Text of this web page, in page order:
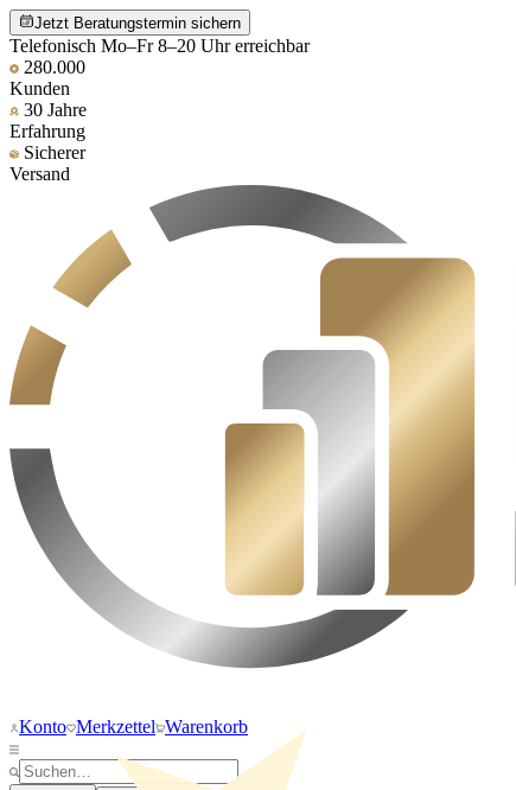
Jetzt Beratungstermin sichern
Telefonisch Mo–Fr 8–20 Uhr erreichbar
280.000
Kunden
30 Jahre
Erfahrung
Sicherer
Versand
Konto Merkzettel Warenkorb